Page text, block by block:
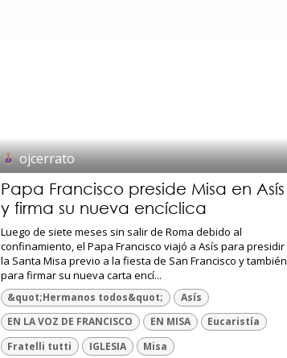
ojcerrato
Papa Francisco preside Misa en Asís
y firma su nueva encíclica
Luego de siete meses sin salir de Roma debido al
confinamiento, el Papa Francisco viajó a Asís para presidir
la Santa Misa previo a la fiesta de San Francisco y también
para firmar su nueva carta encí...
&quot;Hermanos todos&quot;
Asís
EN LA VOZ DE FRANCISCO
EN MISA
Eucaristía
Fratelli tutti
IGLESIA
Misa